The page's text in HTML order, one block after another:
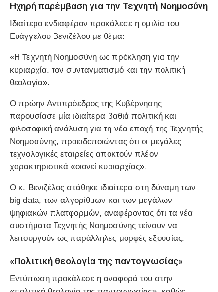
Ηχηρή παρέμβαση για την Τεχνητή Νοημοσύνη
Ιδιαίτερο ενδιαφέρον προκάλεσε η ομιλία του
Ευάγγελου Βενιζέλου με θέμα:
«Η Τεχνητή Νοημοσύνη ως πρόκληση για την
κυριαρχία, τον συνταγματισμό και την πολιτική
θεολογία».
Ο πρώην Αντιπρόεδρος της Κυβέρνησης
παρουσίασε μία ιδιαίτερα βαθιά πολιτική και
φιλοσοφική ανάλυση για τη νέα εποχή της Τεχνητής
Νοημοσύνης, προειδοποιώντας ότι οι μεγάλες
τεχνολογικές εταιρείες αποκτούν πλέον
χαρακτηριστικά «οιονεί κυριαρχίας».
Ο κ. Βενιζέλος στάθηκε ιδιαίτερα στη δύναμη των
big data, των αλγορίθμων και των μεγάλων
ψηφιακών πλατφορμών, αναφέροντας ότι τα νέα
συστήματα Τεχνητής Νοημοσύνης τείνουν να
λειτουργούν ως παράλληλες μορφές εξουσίας.
«Πολιτική θεολογία της παντογνωσίας»
Εντύπωση προκάλεσε η αναφορά του στην